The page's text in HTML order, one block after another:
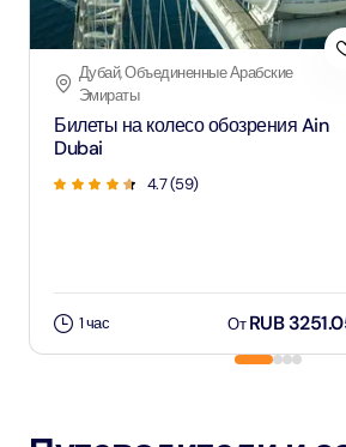
Дубай, Объединенные Арабские
Эмираты
Билеты на колесо обозрения Ain
Dubai
4.7(59)
1 час ОтRUB